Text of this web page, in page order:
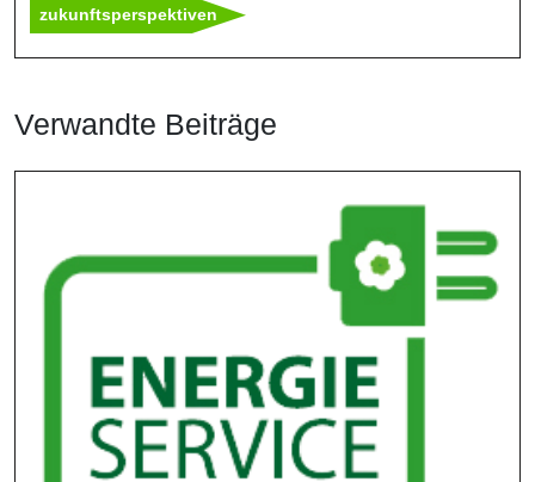
zukunftsperspektiven
Verwandte Beiträge